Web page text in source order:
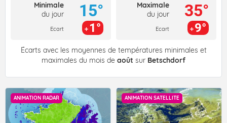
Minimale
du jour
Ecart
15°
1°
Maximale
du jour
Ecart
35°
9°
Écarts avec les moyennes de températures minimales et
maximales du mois de août sur Betschdorf
ANIMATION RADAR ANIMATION SATELLITE